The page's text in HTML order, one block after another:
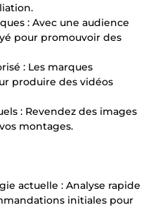
: Avec une audience
pour promouvoir des
: Les marques
produire des vidéos
: Revendez des images
montages.
actuelle : Analyse rapide
initiales pour